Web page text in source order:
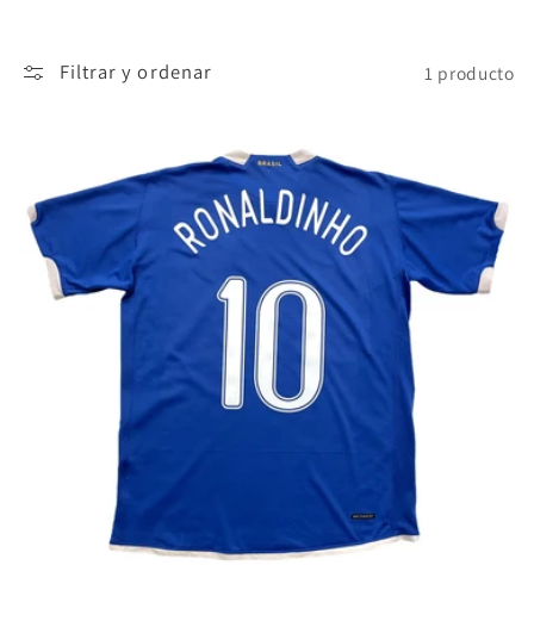
Filtrar y ordenar 1 producto